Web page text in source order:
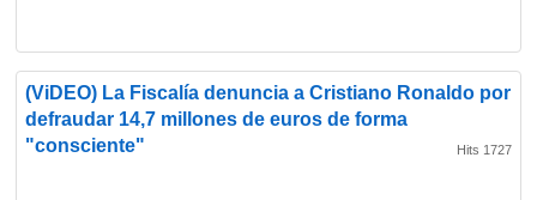
(ViDEO) La Fiscalía denuncia a Cristiano Ronaldo por
defraudar 14,7 millones de euros de forma
"consciente"
Hits 1727